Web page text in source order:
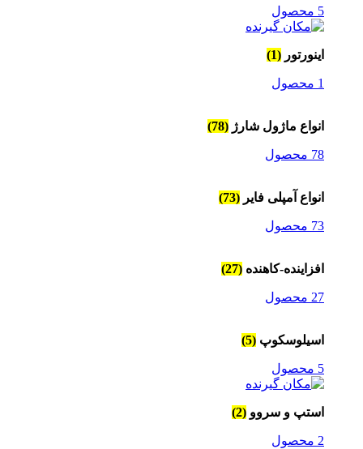
5 محصول
اینورتور (1)
1 محصول
انواع ماژول شارژ (78)
78 محصول
انواع آمپلی فایر (73)
73 محصول
افزاینده-کاهنده (27)
27 محصول
اسیلوسکوپ (5)
5 محصول
استپ و سروو (2)
2 محصول